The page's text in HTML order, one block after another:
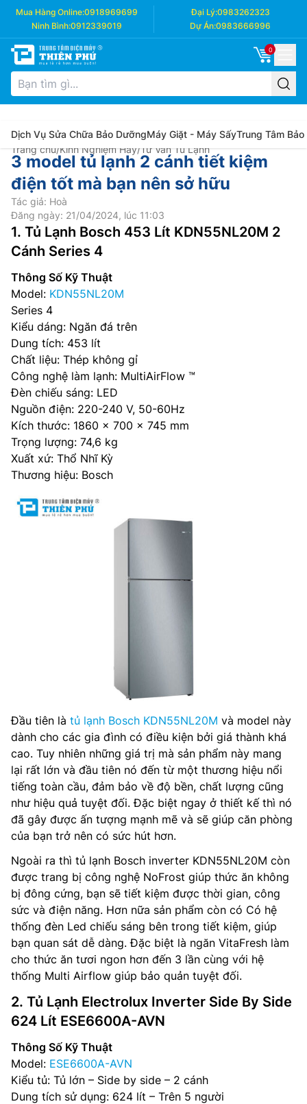
Mua Hàng Online:0918969699 Đại Lý:0983262323
Ninh Bình:0912339019 Dự Án:0983666996
0
Dịch Vụ Sửa Chữa Bảo DưỡngMáy Giặt - Máy SấyTrung Tâm Bảo
Trang chủ/Kinh Nghiệm Hay/Tư Vấn Tủ Lạnh
3 model tủ lạnh 2 cánh tiết kiệm
điện tốt mà bạn nên sở hữu
Tác giả: Hoà
Đăng ngày: 21/04/2024, lúc 11:03
1. Tủ Lạnh Bosch 453 Lít KDN55NL20M 2
Cánh Series 4
Thông Số Kỹ Thuật
Model: KDN55NL20M
Series 4
Kiểu dáng: Ngăn đá trên
Dung tích: 453 lít
Chất liệu: Thép không gỉ
Công nghệ làm lạnh: MultiAirFlow ™
Đèn chiếu sáng: LED
Nguồn điện: 220-240 V, 50-60Hz
Kích thước: 1860 x 700 x 745 mm
Trọng lượng: 74,6 kg
Xuất xứ: Thổ Nhĩ Kỳ
Thương hiệu: Bosch
Đầu tiên là tủ lạnh Bosch KDN55NL20M và model này
dành cho các gia đình có điều kiện bởi giá thành khá
cao. Tuy nhiên những giá trị mà sản phẩm này mang
lại rất lớn và đầu tiên nó đến từ một thương hiệu nổi
tiếng toàn cầu, đảm bảo về độ bền, chất lượng cũng
như hiệu quả tuyệt đối. Đặc biệt ngay ở thiết kế thì nó
đã gây được ấn tượng mạnh mẽ và sẽ giúp căn phòng
của bạn trở nên có sức hút hơn.
Ngoài ra thì tủ lạnh Bosch inverter KDN55NL20M còn
được trang bị công nghệ NoFrost giúp thức ăn không
bị đông cứng, bạn sẽ tiết kiệm được thời gian, công
sức và điện năng. Hơn nữa sản phẩm còn có Có hệ
thống đèn Led chiếu sáng bên trong tiết kiệm, giúp
bạn quan sát dễ dàng. Đặc biệt là ngăn VitaFresh làm
cho thức ăn tươi ngon hơn đến 3 lần cùng với hệ
thống Multi Airflow giúp bảo quản tuyệt đối.
2. Tủ Lạnh Electrolux Inverter Side By Side
624 Lít ESE6600A-AVN
Thông Số Kỹ Thuật
Model: ESE6600A-AVN
Kiểu tủ: Tủ lớn – Side by side – 2 cánh
Dung tích sử dụng: 624 lít – Trên 5 người